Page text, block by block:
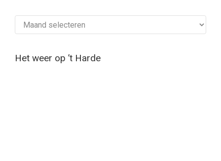
Het weer op ’t Harde